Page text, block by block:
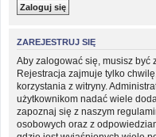
ZAREJESTRUJ SIĘ
Aby zalogować się, musisz być
Rejestracja zajmuje tylko
korzystania z witryny.
użytkownikom nadać wiele
zapoznaj się z naszym
osobowych oraz z